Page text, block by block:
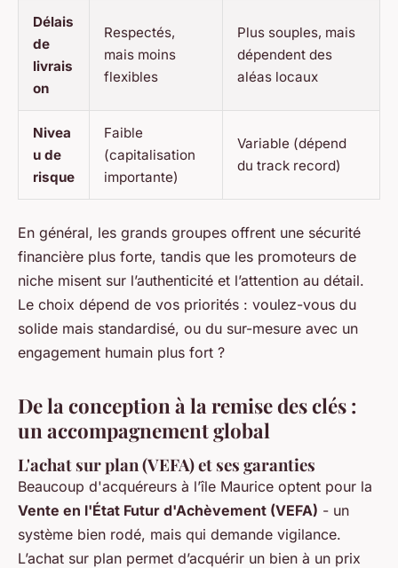
Délais
de
livrais
on
Respectés,
mais moins
flexibles
Plus souples, mais
dépendent des
aléas locaux
Nivea
u de
risque
Faible
(capitalisation
importante)
Variable (dépend
du track record)
En général, les grands groupes offrent une sécurité
financière plus forte, tandis que les promoteurs de
niche misent sur l’authenticité et l’attention au détail.
Le choix dépend de vos priorités : voulez-vous du
solide mais standardisé, ou du sur-mesure avec un
engagement humain plus fort ?
De la conception à la remise des clés :
un accompagnement global
L'achat sur plan (VEFA) et ses garanties
Beaucoup d'acquéreurs à l’île Maurice optent pour la
Vente en l'État Futur d'Achèvement (VEFA) - un
système bien rodé, mais qui demande vigilance.
L’achat sur plan permet d’acquérir un bien à un prix